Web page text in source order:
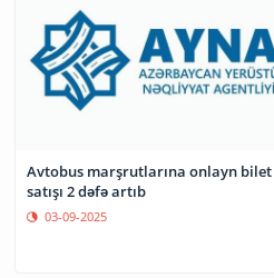
Avtobus marşrutlarına onlayn bilet
satışı 2 dəfə artıb
03-09-2025